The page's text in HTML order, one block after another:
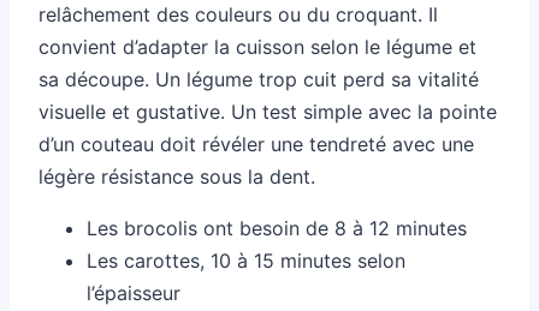
relâchement des couleurs ou du croquant. Il
convient d’adapter la cuisson selon le légume et
sa découpe. Un légume trop cuit perd sa vitalité
visuelle et gustative. Un test simple avec la pointe
d’un couteau doit révéler une tendreté avec une
légère résistance sous la dent.
Les brocolis ont besoin de 8 à 12 minutes
Les carottes, 10 à 15 minutes selon
l’épaisseur